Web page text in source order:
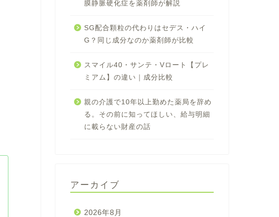
膜静脈硬化症を薬剤師が解説
SG配合顆粒の代わりはセデス・ハイ
G？同じ成分なのか薬剤師が比較
スマイル40・サンテ・Vロート【プレ
ミアム】の違い｜成分比較
親の介護で10年以上勤めた薬局を辞め
る。その前に知ってほしい、給与明細
に載らない財産の話
アーカイブ
2026年8月